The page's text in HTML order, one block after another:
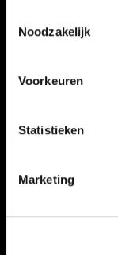
Noodzakelijk
Voorkeuren
Statistieken
Marketing
ACTIVITEITEN
NIEUWSBRIEF
DISCLAIMER